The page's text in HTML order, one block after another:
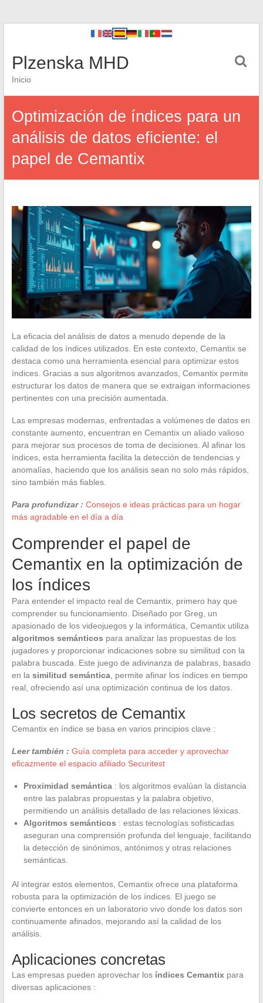
Plzenska MHD
Inicio
Optimización de índices para un
análisis de datos eficiente: el
papel de Cemantix
La eficacia del análisis de datos a menudo depende de la
calidad de los índices utilizados. En este contexto, Cemantix se
destaca como una herramienta esencial para optimizar estos
índices. Gracias a sus algoritmos avanzados, Cemantix permite
estructurar los datos de manera que se extraigan informaciones
pertinentes con una precisión aumentada.
Las empresas modernas, enfrentadas a volúmenes de datos en
constante aumento, encuentran en Cemantix un aliado valioso
para mejorar sus procesos de toma de decisiones. Al afinar los
índices, esta herramienta facilita la detección de tendencias y
anomalías, haciendo que los análisis sean no solo más rápidos,
sino también más fiables.
Para profundizar : Consejos e ideas prácticas para un hogar
más agradable en el día a día
Comprender el papel de
Cemantix en la optimización de
los índices
Para entender el impacto real de Cemantix, primero hay que
comprender su funcionamiento. Diseñado por Greg, un
apasionado de los videojuegos y la informática, Cemantix utiliza
algoritmos semánticos para analizar las propuestas de los
jugadores y proporcionar indicaciones sobre su similitud con la
palabra buscada. Este juego de adivinanza de palabras, basado
en la similitud semántica, permite afinar los índices en tiempo
real, ofreciendo así una optimización continua de los datos.
Los secretos de Cemantix
Cemantix en índice se basa en varios principios clave :
Leer también : Guía completa para acceder y aprovechar
eficazmente el espacio afiliado Securitest
Proximidad semántica: los algoritmos evalúan la distancia
entre las palabras propuestas y la palabra objetivo,
permitiendo un análisis detallado de las relaciones léxicas.
Algoritmos semánticos : estas tecnologías sofisticadas
aseguran una comprensión profunda del lenguaje, facilitando
la detección de sinónimos, antónimos y otras relaciones
semánticas.
Al integrar estos elementos, Cemantix ofrece una plataforma
robusta para la optimización de los índices. El juego se
convierte entonces en un laboratorio vivo donde los datos son
continuamente afinados, mejorando así la calidad de los
análisis.
Aplicaciones concretas
Las empresas pueden aprovechar los índices Cemantixpara
diversas aplicaciones :